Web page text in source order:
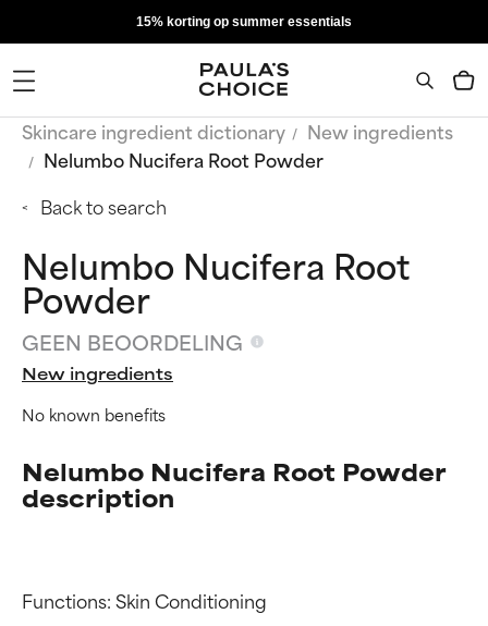
15% korting op summer essentials
Skincare ingredient dictionary
New ingredients
Nelumbo Nucifera Root Powder
Back to search
Nelumbo Nucifera Root
Powder
GEEN BEOORDELING
New ingredients
No known benefits
Nelumbo Nucifera Root Powder
description
Functions: Skin Conditioning